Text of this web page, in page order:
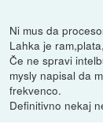
Ni mus da
Lahka je
Če ne spravi
mysly napisal da
frekvenco.
Definitivno nekaj